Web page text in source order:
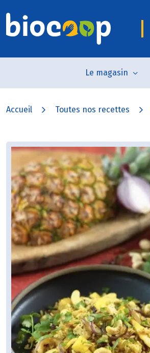
Le magasin
Accueil Toutes nos recettes